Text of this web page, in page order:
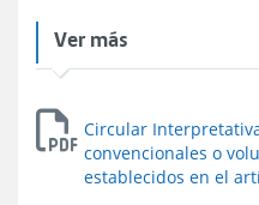
Ver más
Circular
convencionales o
establecidos en el